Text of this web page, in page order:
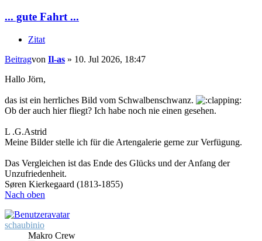
... gute Fahrt ...
Zitat
Beitragvon Il-as » 10. Jul 2026, 18:47
Hallo Jörn,
das ist ein herrliches Bild vom Schwalbenschwanz.
Ob der auch hier fliegt? Ich habe noch nie einen gesehen.
L .G.Astrid
Meine Bilder stelle ich für die Artengalerie gerne zur Verfügung.
Das Vergleichen ist das Ende des Glücks und der Anfang der
Unzufriedenheit.
Søren Kierkegaard (1813-1855)
Nach oben
schaubinio
Makro Crew